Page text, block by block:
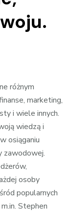
różnym
marketing,
i wiele innych.
wiedzą i
osiąganiu
zawodowej.
osoby
popularnych
Stephen